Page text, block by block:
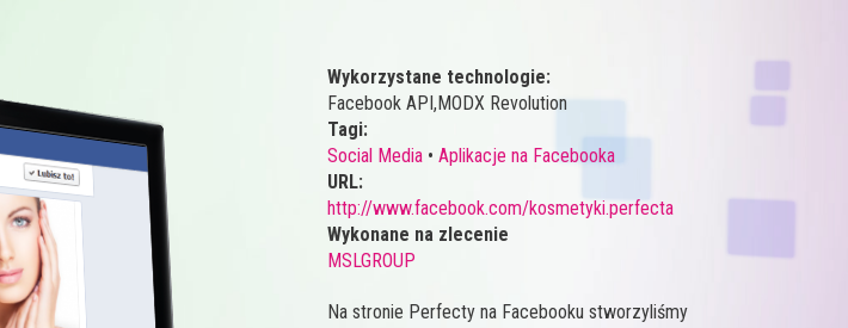
Wykorzystane technologie:
Facebook API,MODX Revolution
Tagi:
Social Media• Aplikacje na Facebooka
URL:
http://www.facebook.com/kosmetyki.perfecta
Wykonane na zlecenie
MSLGROUP
Na stronie Perfecty na Facebooku stworzyliśmy